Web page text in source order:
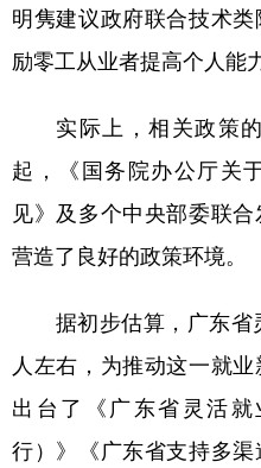
明隽建议政府联合技术
励零工从业者提高个人能
实际上，相关政策的
起，《国务院办公厅关
见》及多个中央部委联
营造了良好的政策环境。
据初步估算，广东省
人左右，为推动这一就
出台了《广东省灵活
行）》《广东省支持多